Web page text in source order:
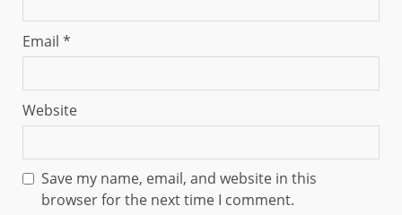
Email *
Website
Save my name, email, and website in this
browser for the next time I comment.